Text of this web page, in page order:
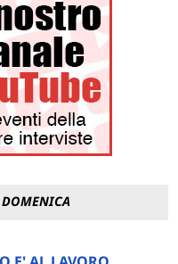
DOMENICA